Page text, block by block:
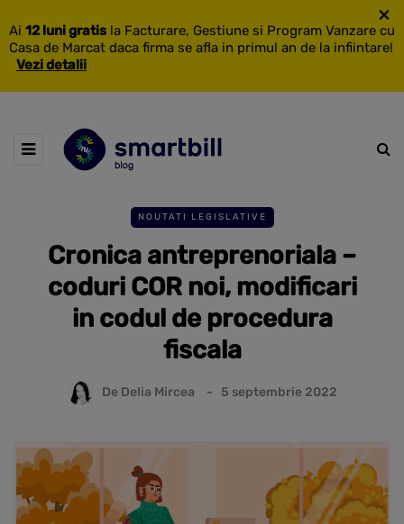
Ai 12 luni gratis la Facturare, Gestiune si Program Vanzare cu
Casa de Marcat daca firma se afla in primul an de la infiintare!
Vezi detalii
×
NOUTATI LEGISLATIVE
Cronica antreprenoriala –
coduri COR noi, modificari
in codul de procedura
fiscala
De Delia Mircea 5 septembrie 2022